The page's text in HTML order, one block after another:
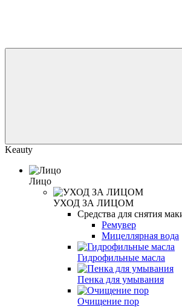
Keauty
Лицо
УХОД ЗА ЛИЦОМ
Средства для снятия
Ремувер
Мицеллярная вода
Гидрофильные масла
Пенка для умывания
Очищение пор